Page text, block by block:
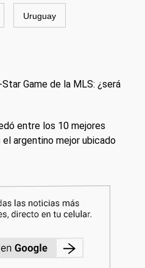
Uruguay
Game de la MLS: ¿será
entre los 10 mejores
argentino mejor ubicado